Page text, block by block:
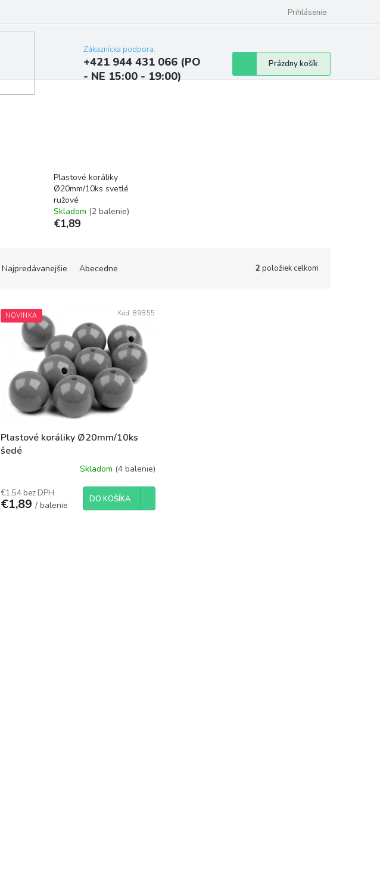
Najčastejšie otázky a odpovede
Prihlásenie
Zákaznícka podpora:
+421 944 431 066 (PO
- NE 15:00 - 19:00)
Nákupný
košík
Prázdny košík
Plastové koráliky
Ø20mm/10ks svetlé
ružové
Skladom (2 balenie)
€1,89
Najpredávanejšie Abecedne 2 položiek celkom
NOVINKA
Plastové koráliky Ø20mm/10ks
šedé
Skladom (4 balenie)
€1,54 bez DPH
€1,89/ balenie
DO KOŠÍKA
Kód:89855